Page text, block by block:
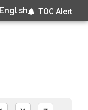
English TOC Alert